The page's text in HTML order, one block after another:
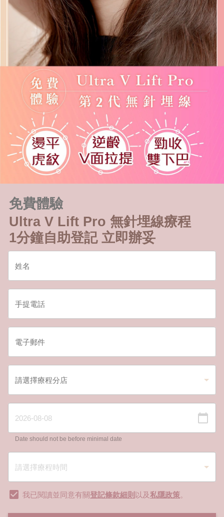
免費體驗
Ultra V Lift Pro 無針埋線療程
1分鐘自助登記 立即辦妥
Date should not be before minimal date
我已閱讀並同意有關登記條款細則以及私隱政策。